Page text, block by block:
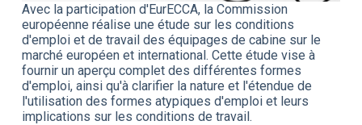
Avec la participation d'EurECCA, la Commission
européenne réalise une étude sur les conditions
d'emploi et de travail des équipages de cabine sur le
marché européen et international. Cette étude vise à
fournir un aperçu complet des différentes formes
d'emploi, ainsi qu'à clarifier la nature et l'étendue de
l'utilisation des formes atypiques d'emploi et leurs
implications sur les conditions de travail.